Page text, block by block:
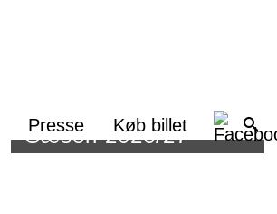
Presse Køb billet
Sæson 2026/27